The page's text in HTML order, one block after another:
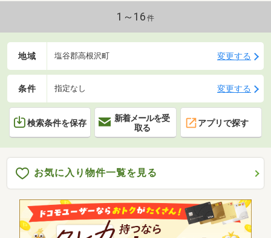
1～16 件
地域 塩谷郡高根沢町 変更する
条件 指定なし 変更する
検索条件を保存
新着メールを受
取る
アプリで探す
お気に入り物件一覧を見る